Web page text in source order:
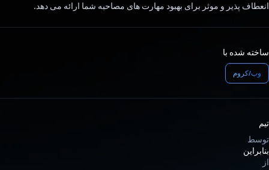
انعطاف پذیر و موثر برای بهبود مهارت های مصاحبه شما ارائه می دهد.
ساخته شده با
وب/کروم
تیم
توسط
بنابراین
از